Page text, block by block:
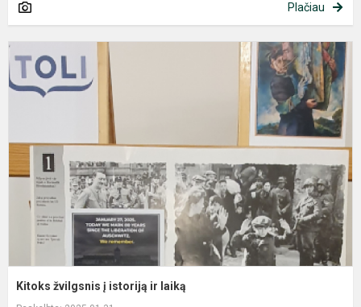
Plačiau
​Kitoks žvilgsnis į istoriją ir laiką